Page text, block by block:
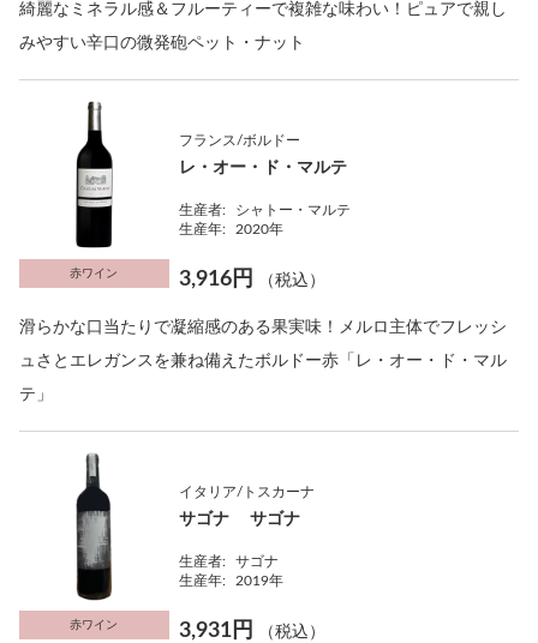
綺麗なミネラル感＆フルーティーで複雑な味わい！ピュアで親し
みやすい辛口の微発砲ペット・ナット
赤ワイン
フランス/ボルドー
レ・オー・ド・マルテ
生産者:
シャトー・マルテ
生産年:
2020年
3,916円 （税込）
滑らかな口当たりで凝縮感のある果実味！メルロ主体でフレッシ
ュさとエレガンスを兼ね備えたボルドー赤「レ・オー・ド・マル
テ」
赤ワイン
イタリア/トスカーナ
サゴナ サゴナ
生産者:
サゴナ
生産年:
2019年
3,931円 （税込）